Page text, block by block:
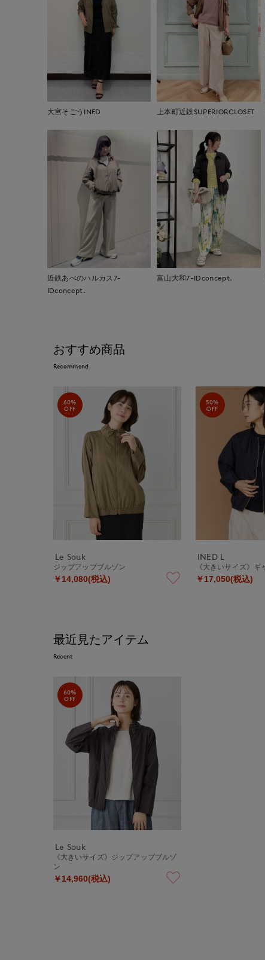
大宮そごうINED 上本町近鉄SUPERIORCLOSET
近鉄あべのハルカス7-
IDconcept.
富山大和7-IDconcept.
おすすめ商品
Recommend
60%
OFF
Le Souk
ジップアップブルゾン
￥14,080(税込)
50%
OFF
INED L
《大きいサイズ》ギ
￥17,050(税込)
最近見たアイテム
Recent
60%
OFF
Le Souk
《大きいサイズ》ジップアップブルゾ
ン
￥14,960(税込)